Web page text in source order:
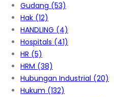
Gudang (53)
Hak (12)
HANDLING (4)
Hospitals (41)
HR (5)
HRM (38)
Hubungan Industrial (20)
Hukum (132)